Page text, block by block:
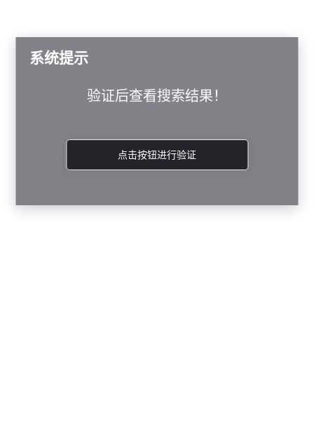
系统提示
验证后查看搜索结果！
点击按钮进行验证